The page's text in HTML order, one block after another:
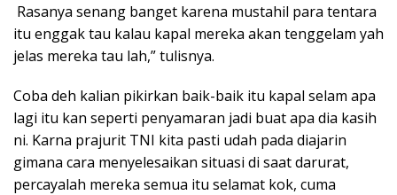
Rasanya senang banget karena mustahil para tentara
itu enggak tau kalau kapal mereka akan tenggelam yah
jelas mereka tau lah,” tulisnya.
Coba deh kalian pikirkan baik-baik itu kapal selam apa
lagi itu kan seperti penyamaran jadi buat apa dia kasih
ni. Karna prajurit TNI kita pasti udah pada diajarin
gimana cara menyelesaikan situasi di saat darurat,
percayalah mereka semua itu selamat kok, cuma